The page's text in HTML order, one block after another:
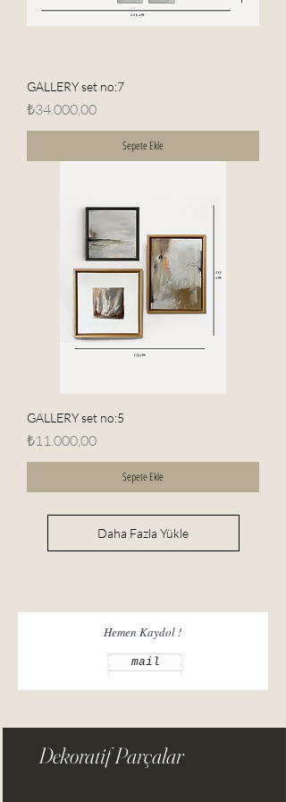
GALLERY set no:7
Fiyat
₺34.000,00
Sepete Ekle
GALLERY set no:5
Fiyat
₺11.000,00
Sepete Ekle
Daha Fazla Yükle
mail
Dekoratif Parçalar